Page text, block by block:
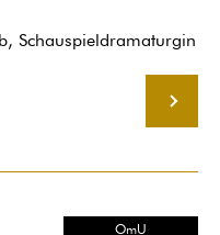
Schauspieldramaturgin
OmU